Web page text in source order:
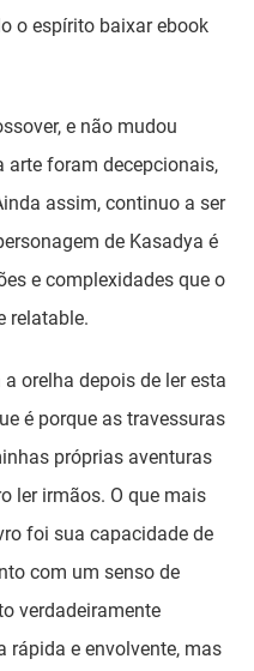
o espírito baixar ebook
e não mudou
arte foram decepcionais,
assim, continuo a ser
de Kasadya é
e complexidades que o
relatable.
orelha depois de ler esta
é porque as travessuras
próprias aventuras
ler irmãos. O que mais
foi sua capacidade de
com um senso de
verdadeiramente
rápida e envolvente, mas